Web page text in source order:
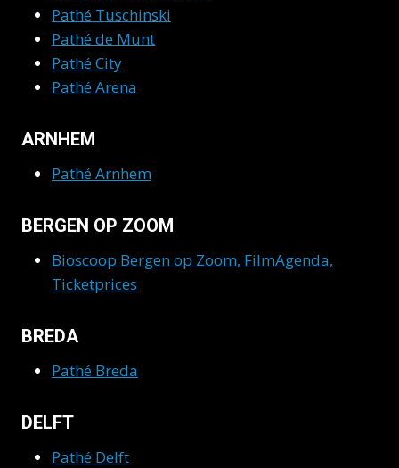
Pathé Tuschinski
Pathé de Munt
Pathé City
Pathé Arena
ARNHEM
Pathé Arnhem
BERGEN OP ZOOM
Bioscoop Bergen op Zoom, FilmAgenda,
Ticketprices
BREDA
Pathé Breda
DELFT
Pathé Delft